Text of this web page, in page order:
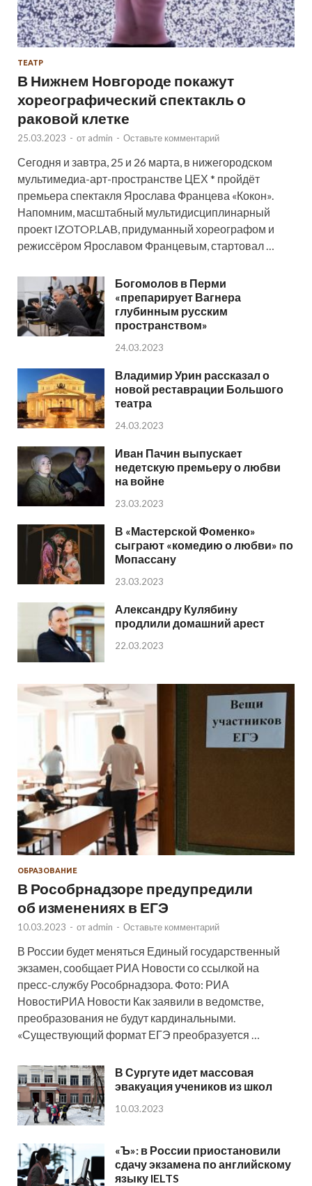
ТЕАТР
В Нижнем Новгороде покажут
хореографический спектакль о
раковой клетке
25.03.2023 - от admin - Оставьте комментарий
Сегодня и завтра, 25 и 26 марта, в нижегородском
мультимедиа-арт-пространстве ЦЕХ * пройдёт
премьера спектакля Ярослава Францева «Кокон».
Напомним, масштабный мультидисциплинарный
проект IZOTOP.LAB, придуманный хореографом и
режиссёром Ярославом Францевым, стартовал …
Богомолов в Перми
«препарирует Вагнера
глубинным русским
пространством»
24.03.2023
Владимир Урин рассказал о
новой реставрации Большого
театра
24.03.2023
Иван Пачин выпускает
недетскую премьеру о любви
на войне
23.03.2023
В «Мастерской Фоменко»
сыграют «комедию о любви» по
Мопассану
23.03.2023
Александру Кулябину
продлили домашний арест
22.03.2023
ОБРАЗОВАНИЕ
В Рособрнадзоре предупредили
об изменениях в ЕГЭ
10.03.2023 - от admin - Оставьте комментарий
В России будет меняться Единый государственный
экзамен, сообщает РИА Новости со ссылкой на
пресс-службу Рособрнадзора. Фото: РИА
НовостиРИА Новости Как заявили в ведомстве,
преобразования не будут кардинальными.
«Существующий формат ЕГЭ преобразуется …
В Сургуте идет массовая
эвакуация учеников из школ
10.03.2023
«Ъ»: в России приостановили
сдачу экзамена по английскому
языку IELTS